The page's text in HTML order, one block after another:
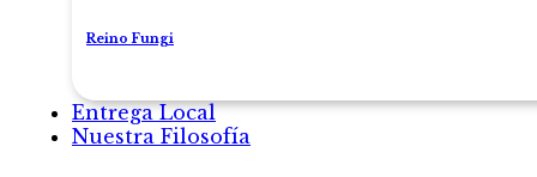
Reino Fungi
Entrega Local
Nuestra Filosofía